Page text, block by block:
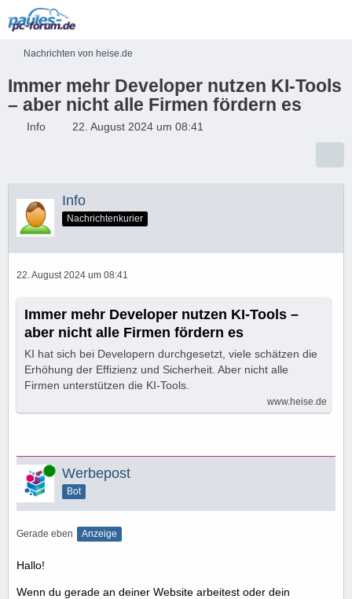
Nachrichten von heise.de
Immer mehr Developer nutzen KI-Tools
– aber nicht alle Firmen fördern es
Info 22. August 2024 um 08:41
Info
Nachrichtenkurier
22. August 2024 um 08:41
Immer mehr Developer nutzen KI-Tools –
aber nicht alle Firmen fördern es
KI hat sich bei Developern durchgesetzt, viele schätzen die
Erhöhung der Effizienz und Sicherheit. Aber nicht alle
Firmen unterstützen die KI-Tools.
www.heise.de
Online Werbepost
Bot
Gerade eben Anzeige
Hallo!
Wenn du gerade an deiner Website arbeitest oder dein